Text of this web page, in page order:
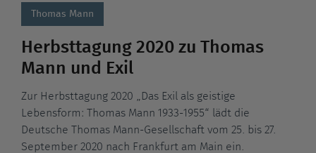
Thomas Mann
Herbsttagung 2020 zu Thomas
Mann und Exil
Zur Herbsttagung 2020 „Das Exil als geistige
Lebensform: Thomas Mann 1933-1955“ lädt die
Deutsche Thomas Mann-Gesellschaft vom 25. bis 27.
September 2020 nach Frankfurt am Main ein.